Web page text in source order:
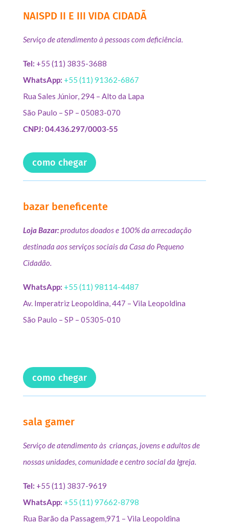
NAISPD II E III VIDA CIDADÃ
Serviço de atendimento à pessoas com deficiência.
Tel: +55 (11) 3835-3688
WhatsApp: +55 (11) 91362-6867
Rua Sales Júnior, 294 – Alto da Lapa
São Paulo – SP – 05083-070
CNPJ: 04.436.297/0003-55
como chegar
bazar beneficente
Loja Bazar:produtos doados e 100% da arrecadação
destinada aos serviços sociais da Casa do Pequeno
Cidadão.
WhatsApp: +55 (11) 98114-4487
Av. Imperatriz Leopoldina, 447 – Vila Leopoldina
São Paulo – SP – 05305-010
como chegar
sala gamer
Serviço de atendimento às crianças, jovens e adultos de
nossas unidades, comunidade e centro social da Igreja.
Tel: +55 (11) 3837-9619
WhatsApp: +55 (11) 97662-8798
Rua Barão da Passagem,971 – Vila Leopoldina